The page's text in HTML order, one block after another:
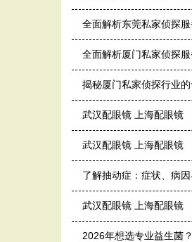
全面解析东莞私家侦探
全面解析厦门私家侦探
揭秘厦门私家侦探行业
武汉配眼镜 上海配眼镜
武汉配眼镜 上海配眼镜
了解抽动症：症状、病
武汉配眼镜 上海配眼镜
2026年想选专业益生菌